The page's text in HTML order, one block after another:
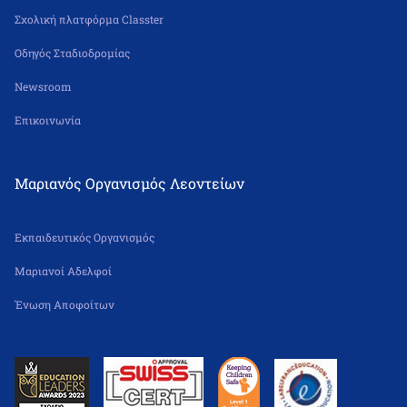
Σχολική πλατφόρμα Classter
Οδηγός Σταδιοδρομίας
Newsroom
Επικοινωνία
Μαριανός Οργανισμός Λεοντείων
Εκπαιδευτικός Οργανισμός
Μαριανοί Αδελφοί
Ένωση Αποφοίτων